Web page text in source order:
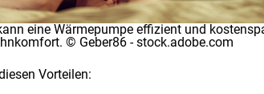
eine Wärmepumpe effizient und
© Geber86 - stock.adobe.com
Vorteilen: